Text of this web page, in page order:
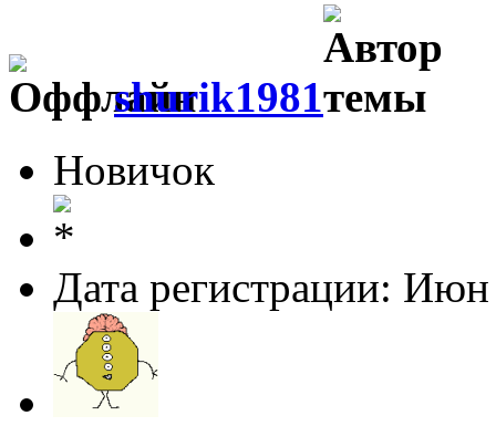
shurik1981
Новичок
Дата регистрации: